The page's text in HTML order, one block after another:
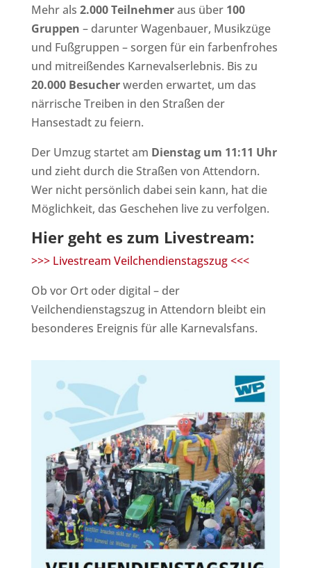
Mehr als 2.000 Teilnehmeraus über 100
Gruppen – darunter Wagenbauer, Musikzüge
und Fußgruppen – sorgen für ein farbenfrohes
und mitreißendes Karnevalserlebnis. Bis zu
20.000 Besucherwerden erwartet, um das
närrische Treiben in den Straßen der
Hansestadt zu feiern.
Der Umzug startet am Dienstag um 11:11 Uhr
und zieht durch die Straßen von Attendorn.
Wer nicht persönlich dabei sein kann, hat die
Möglichkeit, das Geschehen live zu verfolgen.
Hier geht es zum Livestream:
>>> Livestream Veilchendienstagszug <<<
Ob vor Ort oder digital – der
Veilchendienstagszug in Attendorn bleibt ein
besonderes Ereignis für alle Karnevalsfans.